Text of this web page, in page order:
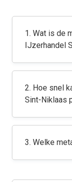
1. Wat is de
IJzerhandel
2. Hoe snel
Sint-Niklaas
3. Welke